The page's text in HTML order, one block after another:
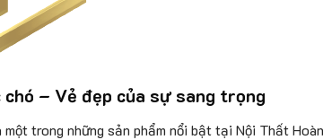
chó – Vẻ đẹp của sự sang trọng
một trong những sản phẩm nổi bật tại Nội Thất